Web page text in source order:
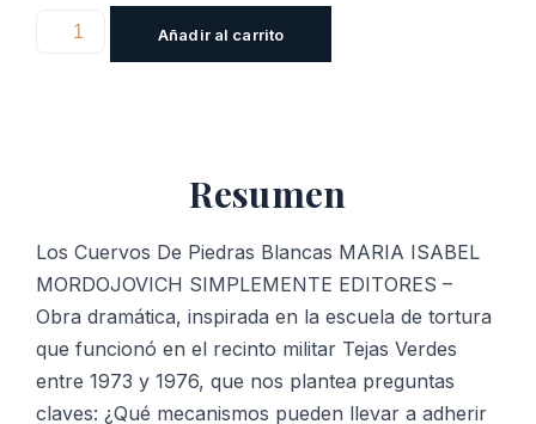
Añadir al carrito
Resumen
Los Cuervos De Piedras Blancas MARIA ISABEL
MORDOJOVICH SIMPLEMENTE EDITORES –
Obra dramática, inspirada en la escuela de tortura
que funcionó en el recinto militar Tejas Verdes
entre 1973 y 1976, que nos plantea preguntas
claves: ¿Qué mecanismos pueden llevar a adherir